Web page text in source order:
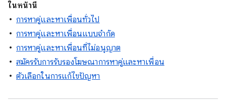
ในหน้านี้
การหาคู่และหาเพื่อนทั่วไป
การหาคู่และหาเพื่อนแบบจำกัด
การหาคู่และหาเพื่อนที่ไม่อนุญาต
สมัครรับการรับรองโฆษณาการหาคู่และหาเพื่อน
ตัวเลือกในการแก้ไขปัญหา